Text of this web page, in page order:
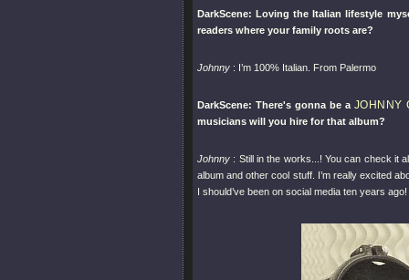
DarkScene: Loving the Italian lifestyle
readers where your family roots are?
Johnny : I’m 100% Italian. From Palermo
DarkScene: There's gonna be a JOHNNY
musicians will you hire for that album?
Johnny : Still in the works...! You can check it
album and other cool stuff. I’m really excited
I should’ve been on social media ten years ago!